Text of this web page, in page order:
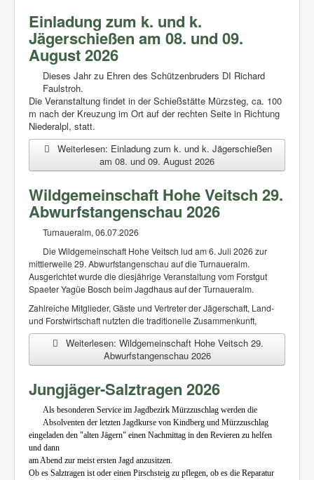
Einladung zum k. und k.
Jägerschießen am 08. und 09.
August 2026
Dieses Jahr zu Ehren des Schützenbruders DI Richard
Faulstroh.
Die Veranstaltung findet in der Schießstätte Mürzsteg, ca. 100
m nach der Kreuzung im Ort auf der rechten Seite in Richtung
Niederalpl, statt.
Weiterlesen: Einladung zum k. und k. Jägerschießen
am 08. und 09. August 2026
Wildgemeinschaft Hohe Veitsch 29.
Abwurfstangenschau 2026
Turnaueralm, 06.07.2026
Die Wildgemeinschaft Hohe Veitsch lud am 6. Juli 2026 zur
mittlerweile 29. Abwurfstangenschau auf die Turnaueralm.
Ausgerichtet wurde die diesjährige Veranstaltung vom Forstgut
Spaeter Yagüe Bosch beim Jagdhaus auf der Turnaueralm.
Zahlreiche Mitglieder, Gäste und Vertreter der Jägerschaft, Land-
und Forstwirtschaft nutzten dietraditionelle Zusammenkunft,
Weiterlesen: Wildgemeinschaft Hohe Veitsch 29.
Abwurfstangenschau 2026
Jungjäger-Salztragen 2026
Als besonderen Service im Jagdbezirk Mürzzuschlag werden die
Absolventen der letzten Jagdkurse von Kindberg und Mürzzuschlag
eingeladen den "alten Jägern" einen Nachmittag in den Revieren zu helfen
und dann
am Abend zur meist ersten Jagd anzusitzen.
Ob es Salztragen ist oder einen Pirschsteig zu pflegen, ob es die Reparatur